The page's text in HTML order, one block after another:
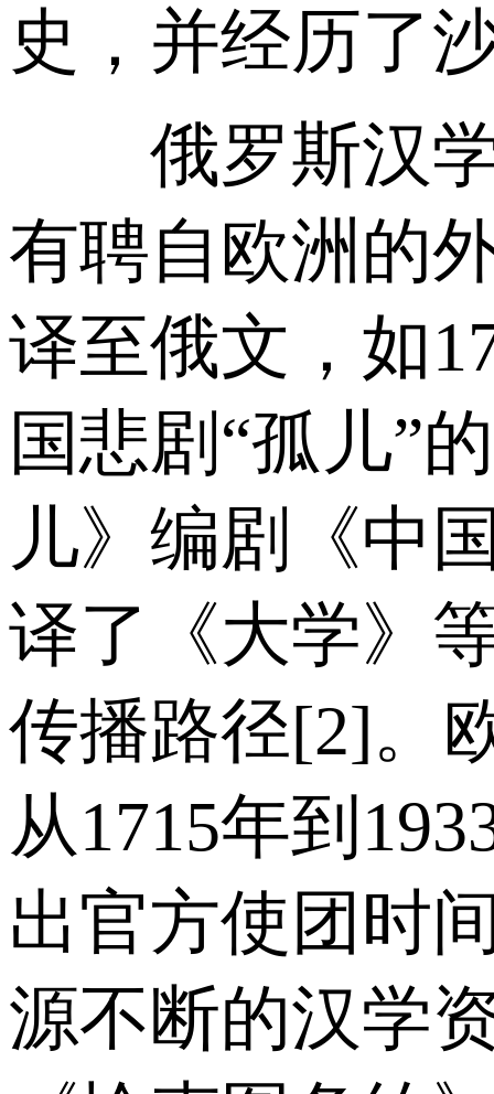
史，并经历了
俄罗斯汉学
有聘自欧洲的
译至俄文，如
国悲剧“孤儿”
儿》编剧《中
译了《大学》
传播路径[2]。
从1715年到
出官方使团时
源不断的汉学